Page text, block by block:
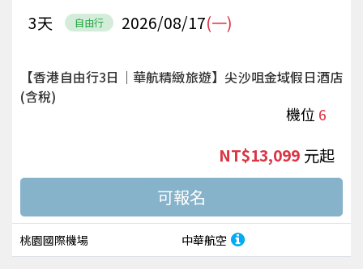
自由行 2026/08/17(一)
3天
【香港自由行3日｜華航精緻旅遊】尖沙咀金域假日酒店
(含稅)
機位 6
桃園國際機場 中華航空
NT$13,099 起